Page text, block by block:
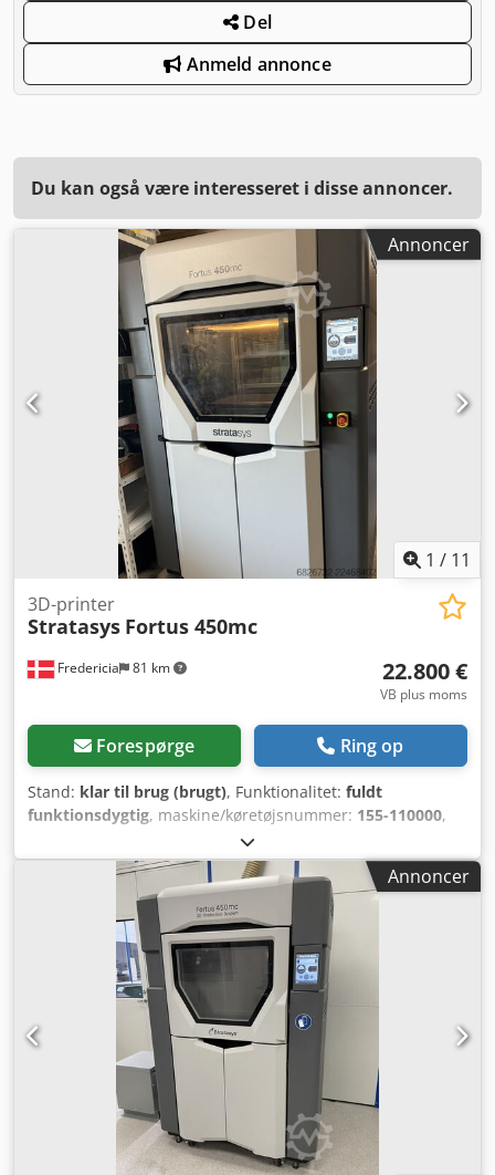
Del
Anmeld annonce
Du kan også være interesseret i disse annoncer.
Annoncer
1 / 11
Fredericia 81 km
3D-printer
Stratasys Fortus 450mc
22.800 €
VB plus moms
Forespørge Ring op
Stand: klar til brug (brugt), Funktionalitet: fuldt
funktionsdygtig, maskine/køretøjsnummer: 155-110000,
, driftstimer:
1.300 mm, total højde:2.000 mm, samlet bredde:900 mm,
601 kg, indgangsspænding: 380 V
indgangsstrøm:
8 A
, Sælges: Professionel industriel
Stratasys Fortus 450mc FDM 3D-printer i ekstraordinært
flot stand. En yderst pålidelig og præcis 3D-printer, der er
ideel til funktionelle prototyper, jigg/fiksturer og
slutkomponenter i tekniske plastmaterialer. Maskinen
leveres som en komplet nøglefærdig løsning inklusiv SCA
3600 efterbehandlingsstation, et stort udvalg af printdyser
(tips), materiale-kanistre og forbrugsstoffer. Specifikationer
& Maskininfo * Model: Stratasys Fortus 450mc *
Serienummer: K10456 * Software version: 6.8.7102.0 *
Byggevolumen: 406 x 355 x 406 mm Credpfozqz Hwex
Amkof * Materialelicenser aktiveret: Omfattende
Annoncer